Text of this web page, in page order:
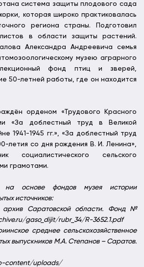
система защиты плодового сада
которая широко практиковалась
региона страны. Подготовил
в области защиты растений.
Александра Андреевича семья
музею аграрного
фонд птиц и зверей,
50-летней работы, где он находится
орденом «Трудового Красного
«За доблестный труд в Великой
1941-1945 гг.», «За доблестный труд
летия со дня рождения В. И. Ленина»,
социалистического сельского
грамотами.
на основе фондов музея истории
источников:
архив Саратовской области. Фонд №
gaso_dijit/rubr_34/R-3652.1.pdf
среднее сельскохозяйственное
выпускников М.А. Степанов – Саратов.
content/uploads/